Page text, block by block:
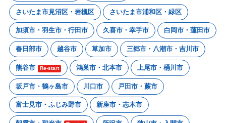
さいたま市見沼区・岩槻区 さいたま市浦和区・緑区
加須市・羽生市・行田市 久喜市・幸手市 白岡市・蓮田市
春日部市 越谷市 草加市 三郷市・八潮市・吉川市
熊谷市 Re-start 鴻巣市・北本市 上尾市・桶川市
坂戸市・鶴ヶ島市 川口市 戸田市・蕨市
富士見市・ふじみ野市 新座市・志木市